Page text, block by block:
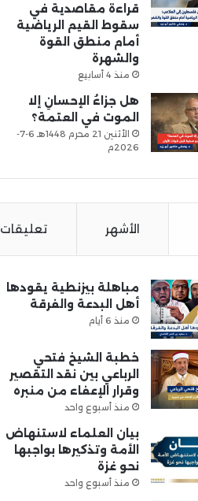
قراءة مقاصدية في
سقوط القيم الرياضية
أمام منطق القوة
والشهرة
منذ 4 أسابيع
هل جزاءُ الإحسانِ إلا
الموت في العتمة؟
الأثنين 21 محرم 1448هـ 6-7-
2026م
الأشهر تعليقات
مباهلة بيزنطية يقودها
أهل البدعة والفرقة
منذ 6 أيام
خطبة الشيخ فتحي
الرباعي بين نقد التقصير
وقرار الإعفاء من منبره
منذ أسبوع واحد
بيان العلماء لاستنهاض
الأمة وتذكيرها بواجبها
نحو غزة
منذ أسبوع واحد